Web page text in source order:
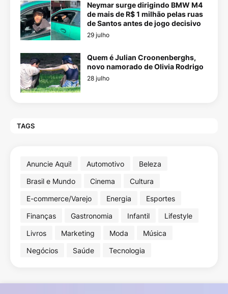
Neymar surge dirigindo BMW M4
de mais de R$ 1 milhão pelas ruas
de Santos antes de jogo decisivo
29 julho
Quem é Julian Croonenberghs,
novo namorado de Olivia Rodrigo
28 julho
TAGS
Anuncie Aqui! Automotivo
Beleza
Brasil e Mundo
Cinema
Cultura
E-commerce/Varejo
Energia
Esportes
Finanças
Gastronomia Infantil
Lifestyle
Livros
Marketing Moda
Música
Negócios
Saúde Tecnologia